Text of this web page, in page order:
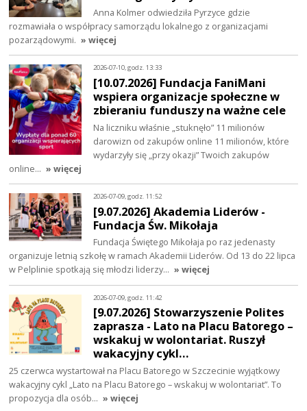
Anna Kolmer odwiedziła Pyrzyce gdzie
rozmawiała o współpracy samorządu lokalnego z organizacjami
pozarządowymi. » więcej
2026-07-10, godz. 13:33
[10.07.2026] Fundacja FaniMani
wspiera organizacje społeczne w
zbieraniu funduszy na ważne cele
Na liczniku właśnie „stuknęło” 11 milionów
darowizn od zakupów online 11 milionów, które
wydarzyły się „przy okazji” Twoich zakupów
online… » więcej
2026-07-09, godz. 11:52
[9.07.2026] Akademia Liderów -
Fundacja Św. Mikołaja
Fundacja Świętego Mikołaja po raz jedenasty
organizuje letnią szkołę w ramach Akademii Liderów. Od 13 do 22 lipca
w Pelplinie spotkają się młodzi liderzy… » więcej
2026-07-09, godz. 11:42
[9.07.2026] Stowarzyszenie Polites
zaprasza - Lato na Placu Batorego –
wskakuj w wolontariat. Ruszył
wakacyjny cykl…
25 czerwca wystartował na Placu Batorego w Szczecinie wyjątkowy
wakacyjny cykl „Lato na Placu Batorego – wskakuj w wolontariat”. To
propozycja dla osób… » więcej